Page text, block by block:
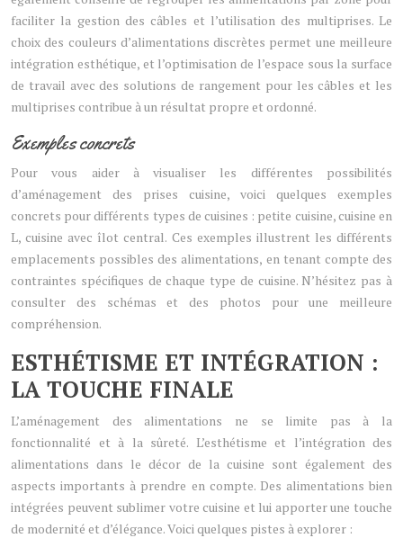
faciliter la gestion des câbles et l’utilisation des multiprises. Le
choix des couleurs d’alimentations discrètes permet une meilleure
intégration esthétique, et l’optimisation de l’espace sous la surface
de travail avec des solutions de rangement pour les câbles et les
multiprises contribue à un résultat propre et ordonné.
Exemples concrets
Pour vous aider à visualiser les différentes possibilités
d’aménagement des prises cuisine, voici quelques exemples
concrets pour différents types de cuisines : petite cuisine, cuisine en
L, cuisine avec îlot central. Ces exemples illustrent les différents
emplacements possibles des alimentations, en tenant compte des
contraintes spécifiques de chaque type de cuisine. N’hésitez pas à
consulter des schémas et des photos pour une meilleure
compréhension.
ESTHÉTISME ET INTÉGRATION :
LA TOUCHE FINALE
L’aménagement des alimentations ne se limite pas à la
fonctionnalité et à la sûreté. L’esthétisme et l’intégration des
alimentations dans le décor de la cuisine sont également des
aspects importants à prendre en compte. Des alimentations bien
intégrées peuvent sublimer votre cuisine et lui apporter une touche
de modernité et d’élégance. Voici quelques pistes à explorer :